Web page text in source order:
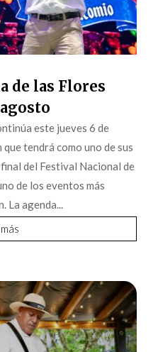
de las Flores
este jueves 6 de
tendrá como uno de sus
del Festival Nacional de
de los eventos más
agenda...